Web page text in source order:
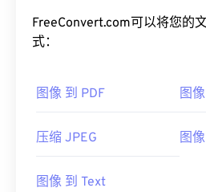
FreeConvert.com可以将您的
式：
图像 到 PDF 图
压缩 JPEG 图
图像 到 Text